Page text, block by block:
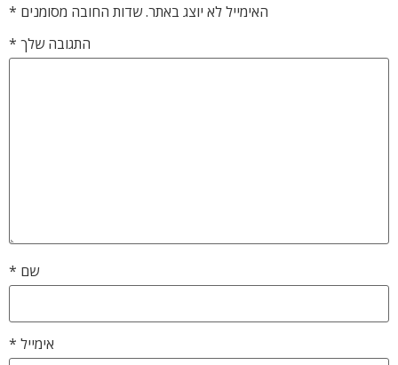
האימייל לא יוצג באתר.שדות החובה מסומנים *
התגובה שלך *
שם *
אימייל *